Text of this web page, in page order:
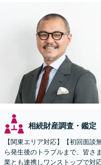
相続財産調査・鑑定
【関東エリア対応】【初回面
ら発生後のトラブルまで、皆さ
業とも連携しワンストップで対